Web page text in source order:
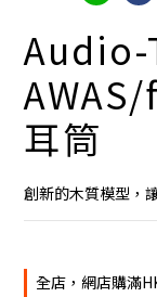
Audio-
耳筒
創新的木質模型，
全店，網店購滿